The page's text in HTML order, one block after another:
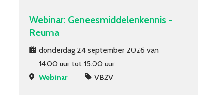
Webinar: Geneesmiddelenkennis -
Reuma
donderdag 24 september 2026 van
14:00 uur tot 15:00 uur
Webinar
VBZV
Niet-VBZV opleidingen
Jaarlijks Congres
Over VBZV